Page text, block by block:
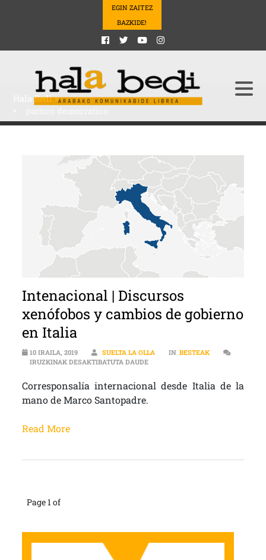
EGIN ZAITEZ
BAZKIDE!
Hala Bedi>
Intenacional | Discursos
xenófobos y cambios de gobierno
en Italia
10 IRAILA, 2019 SUELTA LA OLLA IN BESTEAK
IRUZKINAK DESAKTIBATUTA DAUDEINTENACIONAL | DISCURSOS
Corresponsalía internacional desde Italia de la
mano de Marco Santopadre.
Read More
Page 1 of